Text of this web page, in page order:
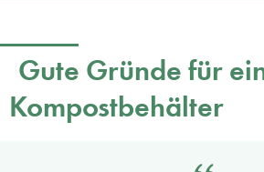
Gute Gründe für
Kompostbehälter